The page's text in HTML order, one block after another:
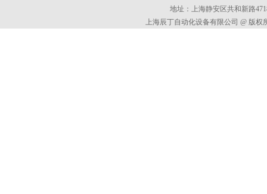
地址：上海静安区共和新路
上海辰丁自动化设备有限公司 @ 版权